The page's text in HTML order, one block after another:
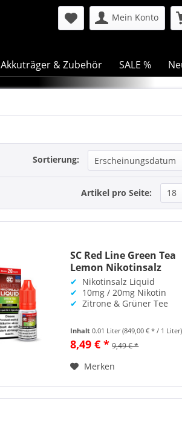
Mein Konto
Akkuträger & Zubehör SALE %
Sortierung:
Artikel pro Seite:
SC Red Line Green Tea
Lemon Nikotinsalz
✔ Nikotinsalz Liquid
✔ 10mg / 20mg Nikotin
✔ Zitrone & Grüner Tee
Inhalt0.01 Liter(849,00 € * / 1 Liter)
8,49 € * 9,49 € *
Merken